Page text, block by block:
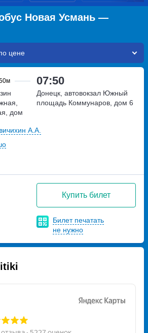
Новая Усмань —
07:50
Купить билет
Билет печатать
не нужно
дом
Донецк, автовокзал Южный
площадь Коммунаров, дом 6
А.А.